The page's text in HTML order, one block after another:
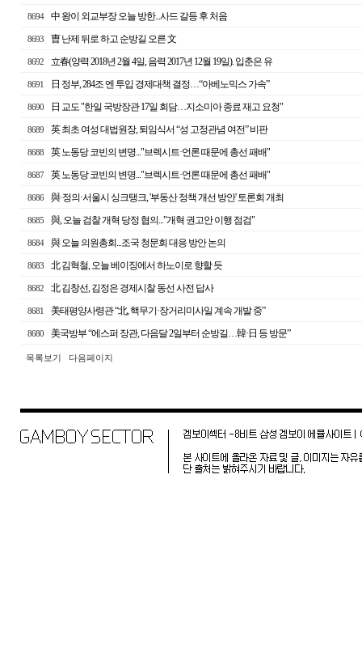
8694 中 왕이 외교부장 오늘 방한...사드 갈등 후 처음
8693 曺 난제 뒤로 하고 순방길 오른 文
8692 立春(양력 2018년 2월 4일, 음력 2017년 12월 19일). 입춘은 유
8691 日 정부, 284조 엔 투입 경제대책 결정…“아베노믹스 가속”
8690 日 교도 "한일 국방장관 17일 회담…지소미아 종료 재고 요청"
8689 英 최초 여성 대법원장, 퇴임식서 “성 고정관념 여전” 비판
8688 英 노동당 코빈의 변명..."브렉시트·언론 때문에 총선 패배"
8687 英 노동당 코빈의 변명..."브렉시트·언론 때문에 총선 패배"
8686 與·정의·서울시 싱크탱크, '부동산 정책 개선 방안' 토론회 개최
8685 與, 오늘 검찰 개혁 당정 협의..."개혁 권고안 이행 점검"
8684 與 오늘 의원총회...조국 청문회 대응 방안 논의
8683 北 김혁철, 오늘 베이징에서 하노이로 향할 듯
8682 北 김창선, 김정은 경제시찰 동선 사전 답사
8681 美태평양사령관 “北, 핵무기·장거리미사일 계속 개발 중”
8680 美국방부 “에스퍼 장관, 다음달 2일부터 순방길…韓·日 등 방문”
목록보기 다음페이지